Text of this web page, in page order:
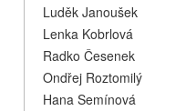
Luděk Janoušek
Lenka Kobrlová
Radko Česenek
Ondřej Roztomilý
Hana Semínová